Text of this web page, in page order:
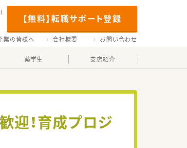
【無料】転職サポート登録
業の皆様へ 会社概要 お問い合わせ
薬学生 支店紹介
迎！育成プロジ